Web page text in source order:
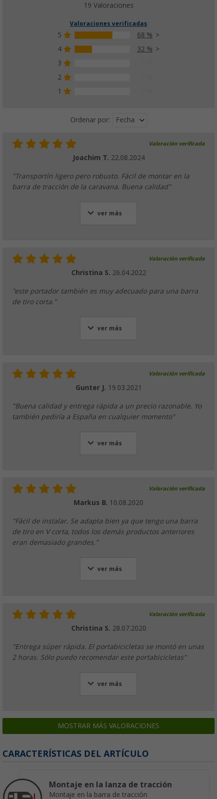
19 Valoraciones
Valoraciones verificadas
5
68 %
4
32 %
3
2
1
Ordenar por: Fecha
Valoración verificada
Joachim T. 22.08.2024
"Transportín ligero pero robusto. Fácil de montar en la
barra de tracción de la caravana. Buena calidad"
ver más
Valoración verificada
Christina S. 26.04.2022
"este portador también es muy adecuado para una barra
de tiro corta."
ver más
Valoración verificada
Gunter J. 19.03.2021
"Buena calidad y entrega rápida a un precio razonable. Yo
también pediría a España en cualquier momento"
ver más
Valoración verificada
Markus B. 10.08.2020
"Fácil de instalar. Se adapta bien ya que tengo una barra
de tiro en V corta, todos los demás productos anteriores
eran demasiado grandes."
ver más
Valoración verificada
Christina S. 28.07.2020
"Entrega súper rápida. El portabicicletas se montó en unas
2 horas. Sólo puedo recomendar este portabicicletas"
ver más
MOSTRAR MÁS VALORACIONES
CARACTERÍSTICAS DEL ARTÍCULO
Montaje en la lanza de tracción
Montaje en la barra de tracción